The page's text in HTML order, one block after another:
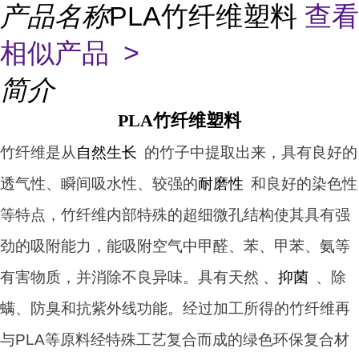
产品名称PLA竹纤维塑料 查看
相似产品 >
简介
PLA竹纤维塑料
竹纤维是从自然生长 的竹子中提取出来， 具有良好的
透气性、瞬间吸水性、较强的耐磨性 和良好的染色性
等特点，竹纤维内部特殊的超细微孔结构使其具有强
劲的吸附能力，能吸附空气中甲醛、苯、甲苯、氨等
有害物质，并消除不良异味。具有天然 、 抑菌 、除
螨、防臭和抗紫外线功能。 经过加工所得的竹纤维再
与PLA等原料经特殊工艺复合而成的绿色环保复合材